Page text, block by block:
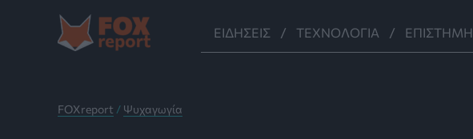
Μετάβαση
περιεχόμενο
ΕΙΔΉΣΕΙΣ ΤΕΧΝΟΛΟΓΊΑ ΕΠΙΣΤΉΜΗ
FOXreport / Ψυχαγωγία